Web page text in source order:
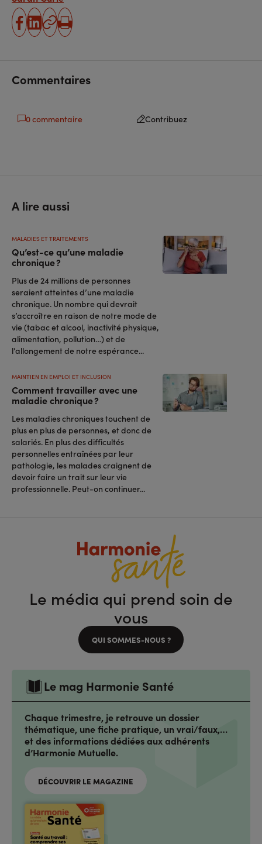
partager
partager
Copier
Imprimer
Commentaires
0 commentaire Contribuez
A lire aussi
Qu’est-ce qu’une maladie
chronique ?
MALADIES ET TRAITEMENTS
Plus de 24 millions de personnes
seraient atteintes d’une maladie
chronique. Un nombre qui devrait
s’accroître en raison de notre mode de
vie (tabac et alcool, inactivité physique,
alimentation, pollution…) et de
l’allongement de notre espérance...
Comment travailler avec une
maladie chronique ?
MAINTIEN EN EMPLOI ET INCLUSION
Les maladies chroniques touchent de
plus en plus de personnes, et donc de
salariés. En plus des difficultés
personnelles entraînées par leur
pathologie, les malades craignent de
devoir faire un trait sur leur vie
professionnelle. Peut-on continuer...
Le média qui prend soin de
vous
QUI SOMMES-NOUS ?
Le mag Harmonie Santé
Chaque trimestre, je retrouve un dossier
thématique, une fiche pratique, un vrai/faux,…
et des informations dédiées aux adhérents
d’Harmonie Mutuelle.
DÉCOUVRIR LE MAGAZINE